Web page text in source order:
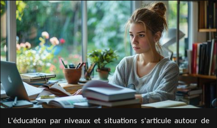
L'éducation par niveaux et situations s'articule autour de